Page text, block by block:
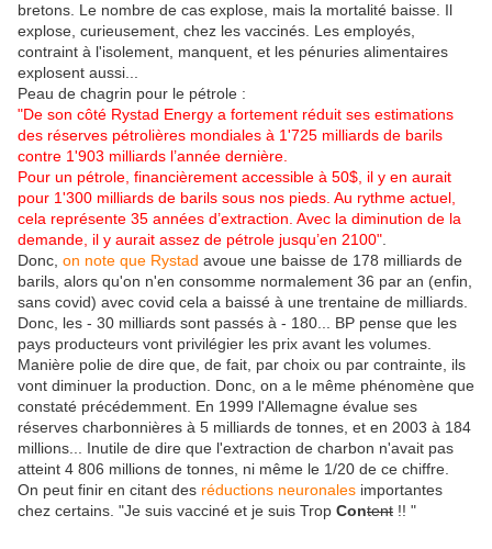
bretons. Le nombre de cas explose, mais la mortalité baisse. Il
explose, curieusement, chez les vaccinés. Les employés,
contraint à l'isolement, manquent, et les pénuries alimentaires
explosent aussi...
Peau de chagrin pour le pétrole :
"De son côté Rystad Energy a fortement réduit ses estimations
des réserves pétrolières mondiales à 1'725 milliards de barils
contre 1'903 milliards l’année dernière.
Pour un pétrole, financièrement accessible à 50$, il y en aurait
pour 1'300 milliards de barils sous nos pieds. Au rythme actuel,
cela représente 35 années d’extraction. Avec la diminution de la
demande, il y aurait assez de pétrole jusqu’en 2100"
Donc, on note que Rystad avoue une baisse de 178 milliards de
barils, alors qu'on n'en consomme normalement 36 par an (enfin,
sans covid) avec covid cela a baissé à une trentaine de milliards.
Donc, les - 30 milliards sont passés à - 180... BP pense que les
pays producteurs vont privilégier les prix avant les volumes.
Manière polie de dire que, de fait, par choix ou par contrainte, ils
vont diminuer la production. Donc, on a le même phénomène que
constaté précédemment. En 1999 l'Allemagne évalue ses
réserves charbonnières à 5 milliards de tonnes, et en 2003 à 184
millions... Inutile de dire que l'extraction de charbon n'avait pas
atteint 4 806 millions de tonnes, ni même le 1/20 de ce chiffre.
On peut finir en citant des réductions neuronales importantes
chez certains. "Je suis vacciné et je suis Trop Content !! "